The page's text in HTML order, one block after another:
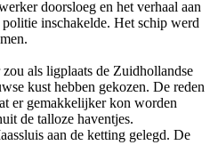
doorsloeg en het verhaal aan
inschakelde. Het schip werd
als ligplaats de Zuidhollandse
kust hebben gekozen. De reden
er gemakkelijker kon worden
de talloze haventjes.
aan de ketting gelegd. De